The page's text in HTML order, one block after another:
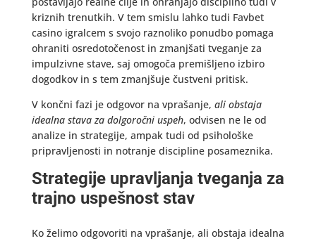
kriznih trenutkih. V tem smislu lahko tudi Favbet
casino igralcem s svojo raznoliko ponudbo pomaga
ohraniti osredotočenost in zmanjšati tveganje za
impulzivne stave, saj omogoča premišljeno izbiro
dogodkov in s tem zmanjšuje čustveni pritisk.
V končni fazi je odgovor na vprašanje, ali obstaja
idealna stava za dolgoročni uspeh, odvisen ne le od
analize in strategije, ampak tudi od psihološke
pripravljenosti in notranje discipline posameznika.
Strategije upravljanja tveganja za
trajno uspešnost stav
Ko želimo odgovoriti na vprašanje, ali obstaja idealna